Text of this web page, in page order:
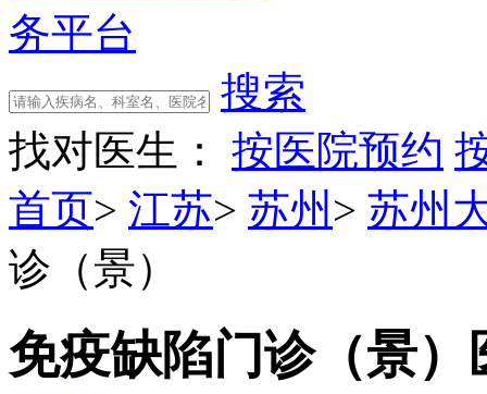
搜索
找对医生：
按医院预约
首页> 江苏> 苏州 > 苏州
诊（景）
免疫缺陷门诊（景）